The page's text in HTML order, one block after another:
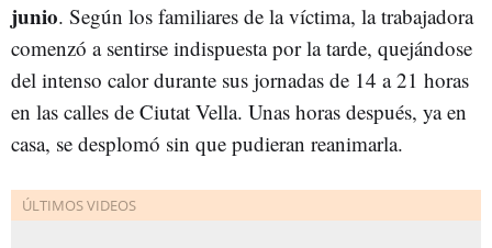
junio. Según los familiares de la víctima, la trabajadora
comenzó a sentirse indispuesta por la tarde, quejándose
del intenso calor durante sus jornadas de 14 a 21 horas
en las calles de Ciutat Vella. Unas horas después, ya en
casa, se desplomó sin que pudieran reanimarla.